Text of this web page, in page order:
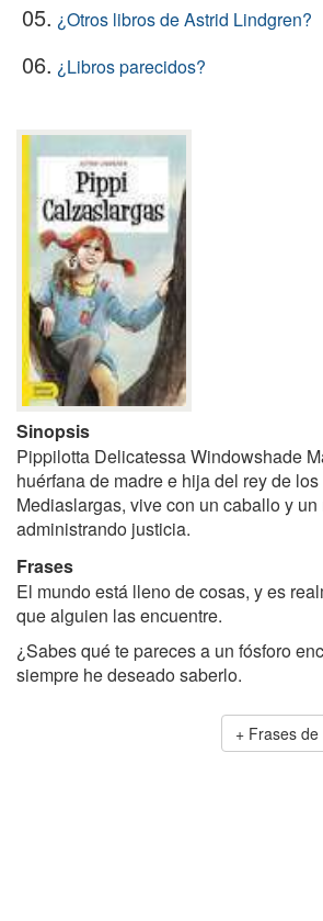
05. ¿Otros libros de Astrid Lindgren?
06. ¿Libros parecidos?
Sinopsis
Pippilotta Delicatessa Windowshade
huérfana de madre e hija del rey de
Mediaslargas, vive con un caballo y
administrando justicia.
Frases
El mundo está lleno de cosas, y es
que alguien las encuentre.
¿Sabes qué te pareces a un fósforo
siempre he deseado saberlo.
Frases